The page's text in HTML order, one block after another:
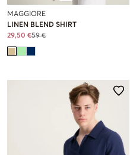
MAGGIORE
LINEN BLEND SHIRT
29,50 €59 €